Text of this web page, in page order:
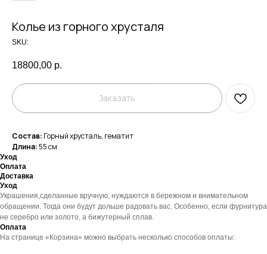
Колье из горного хрусталя
SKU:
18800,00 р.
Заказать
Состав: Горный хрусталь, гематит
Длина: 55 см
Уход
Оплата
Доставка
Уход
Украшения,сделанные вручную, нуждаются в бережном и внимательном
обращении. Тогда они будут дольше радовать вас. Особенно, если фурнитура
не серебро или золото, а бижутерный сплав.
Оплата
На странице «Корзина» можно выбрать несколько способов оплаты: